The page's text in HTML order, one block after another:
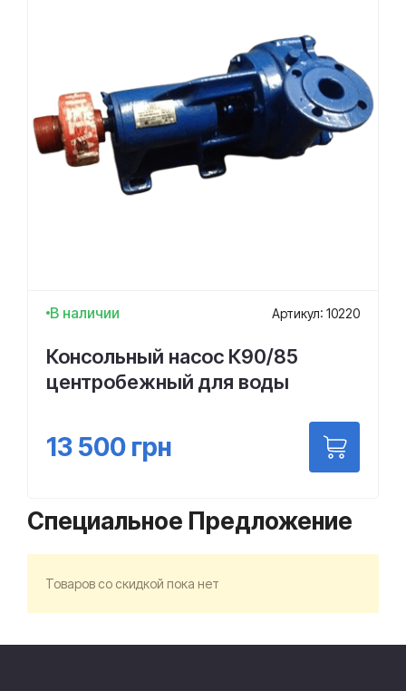
В наличии Артикул: 10220
Консольный насос К90/85
центробежный для воды
13 500 грн
Специальное Предложение
Товаров со скидкой пока нет